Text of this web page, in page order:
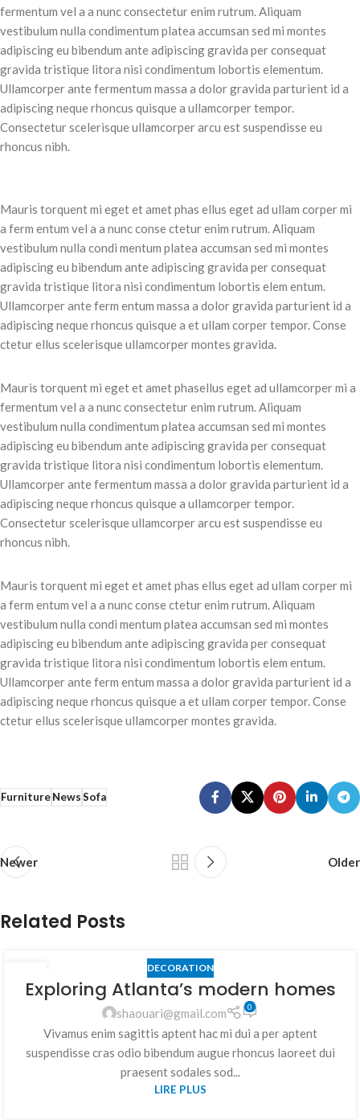
fermentum vel a a nunc consectetur enim rutrum. Aliquam
vestibulum nulla condimentum platea accumsan sed mi montes
adipiscing eu bibendum ante adipiscing gravida per consequat
gravida tristique litora nisi condimentum lobortis elementum.
Ullamcorper ante fermentum massa a dolor gravida parturient id a
adipiscing neque rhoncus quisque a ullamcorper tempor.
Consectetur scelerisque ullamcorper arcu est suspendisse eu
rhoncus nibh.
Mauris torquent mi eget et amet phas ellus eget ad ullam corper mi
a ferm entum vel a a nunc conse ctetur enim rutrum. Aliquam
vestibulum nulla condi mentum platea accumsan sed mi montes
adipiscing eu bibendum ante adipiscing gravida per consequat
gravida tristique litora nisi condimentum lobortis elem entum.
Ullamcorper ante ferm entum massa a dolor gravida parturient id a
adipiscing neque rhoncus quisque a et ullam corper tempor. Conse
ctetur ellus scelerisque ullamcorper montes gravida.
Mauris torquent mi eget et amet phasellus eget ad ullamcorper mi a
fermentum vel a a nunc consectetur enim rutrum. Aliquam
vestibulum nulla condimentum platea accumsan sed mi montes
adipiscing eu bibendum ante adipiscing gravida per consequat
gravida tristique litora nisi condimentum lobortis elementum.
Ullamcorper ante fermentum massa a dolor gravida parturient id a
adipiscing neque rhoncus quisque a ullamcorper tempor.
Consectetur scelerisque ullamcorper arcu est suspendisse eu
rhoncus nibh.
Mauris torquent mi eget et amet phas ellus eget ad ullam corper mi
a ferm entum vel a a nunc conse ctetur enim rutrum. Aliquam
vestibulum nulla condi mentum platea accumsan sed mi montes
adipiscing eu bibendum ante adipiscing gravida per consequat
gravida tristique litora nisi condimentum lobortis elem entum.
Ullamcorper ante ferm entum massa a dolor gravida parturient id a
adipiscing neque rhoncus quisque a et ullam corper tempor. Conse
ctetur ellus scelerisque ullamcorper montes gravida.
FurnitureNewsSofa
Newer Older
Related Posts
AOÛT
DECORATION
Exploring Atlanta’s modern homes
shaouari@gmail.com 0
Vivamus enim sagittis aptent hac mi dui a per aptent
suspendisse cras odio bibendum augue rhoncus laoreet dui
praesent sodales sod...
LIRE PLUS